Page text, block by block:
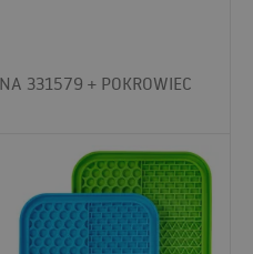
331579 + POKROWIEC